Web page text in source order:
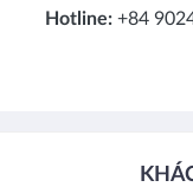
Hotline: +84